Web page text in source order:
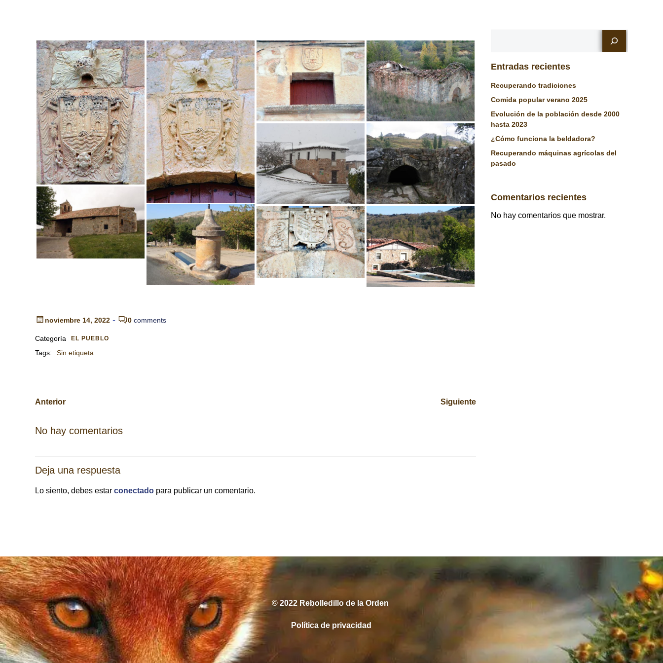
noviembre 14, 2022 - 0 comments
Categoría EL PUEBLO
Tags: Sin etiqueta
Navegación
por
entradas
Anterior Siguiente
No hay comentarios
Deja una respuesta
Lo siento, debes estar conectado para publicar un comentario.
Entradas recientes
Recuperando tradiciones
Comida popular verano 2025
Evolución de la población desde 2000
hasta 2023
¿Cómo funciona la beldadora?
Recuperando máquinas agrícolas del
pasado
Comentarios recientes
No hay comentarios que mostrar.
© 2022 Rebolledillo de la Orden
Política de privacidad